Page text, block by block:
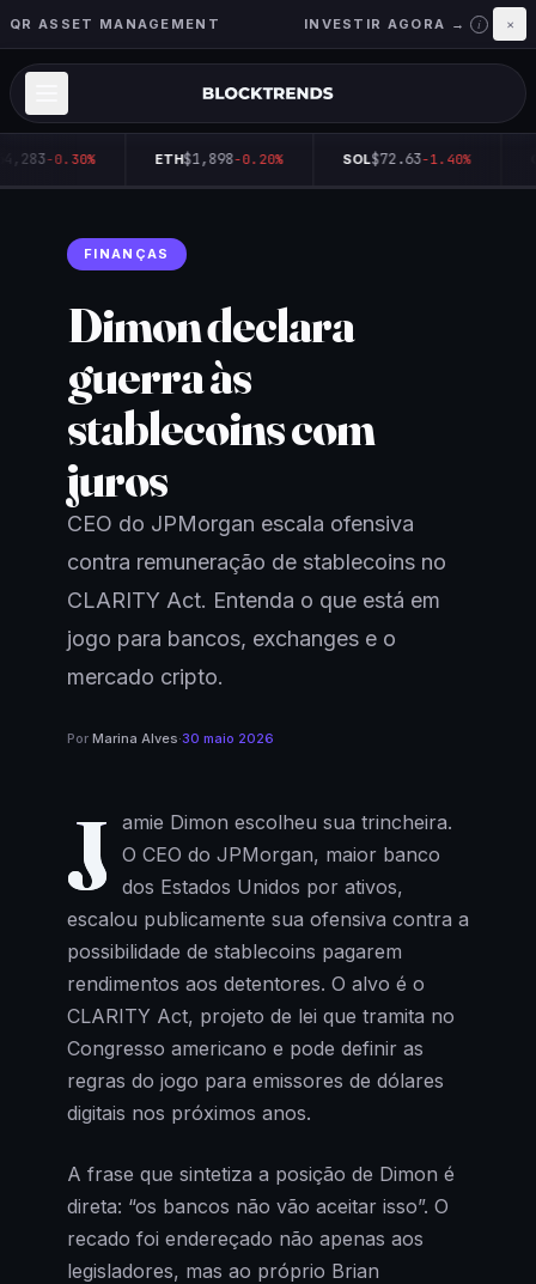
QR ASSET MANAGEMENT INVESTIR AGORA → i ×
-0.30% ETH$1,898-0.20% SOL$72.63-1.40%
FINANÇAS
Dimon declara
guerra às
stablecoins com
juros
CEO do JPMorgan escala ofensiva
contra remuneração de stablecoins no
CLARITY Act. Entenda o que está em
jogo para bancos, exchanges e o
mercado cripto.
Por Marina Alves·30 maio 2026
J
amie Dimon escolheu sua trincheira.
O CEO do JPMorgan, maior banco
dos Estados Unidos por ativos,
escalou publicamente sua ofensiva contra a
possibilidade de stablecoins pagarem
rendimentos aos detentores. O alvo é o
CLARITY Act, projeto de lei que tramita no
Congresso americano e pode definir as
regras do jogo para emissores de dólares
digitais nos próximos anos.
A frase que sintetiza a posição de Dimon é
direta: “os bancos não vão aceitar isso”. O
recado foi endereçado não apenas aos
legisladores, mas ao próprio Brian